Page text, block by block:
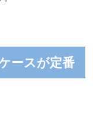
ースが定番